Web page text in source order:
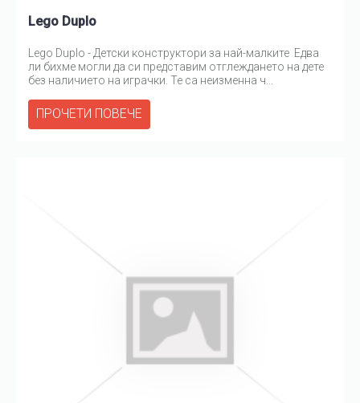
Lego Duplo
Lego Duplo - Детски конструктори за най-малките Едва
ли бихме могли да си представим отглеждането на дете
без наличието на играчки. Те са неизменна ч...
ПРОЧЕТИ ПОВЕЧЕ